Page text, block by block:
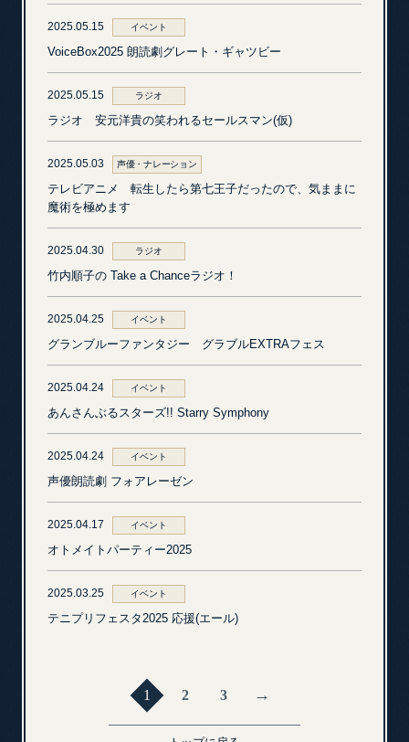
2025.05.15 イベント
VoiceBox2025 朗読劇グレート・ギャツビー
2025.05.15 ラジオ
ラジオ 安元洋貴の笑われるセールスマン(仮)
2025.05.03 声優・ナレーション
テレビアニメ 転生したら第七王子だったので、気ままに
魔術を極めます
2025.04.30 ラジオ
竹内順子の Take a Chanceラジオ！
2025.04.25 イベント
グランブルーファンタジー グラブルEXTRAフェス
2025.04.24 イベント
あんさんぶるスターズ!! Starry Symphony
2025.04.24 イベント
声優朗読劇 フォアレーゼン
2025.04.17 イベント
オトメイトパーティー2025
2025.03.25 イベント
テニプリフェスタ2025 応援(エール)
1 2 3 →